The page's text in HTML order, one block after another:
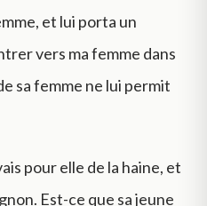
passeth" grace -law
et lui porta un
vers ma femme dans
sa femme ne lui permit
pour elle de la haine, et
Est-ce que sa jeune